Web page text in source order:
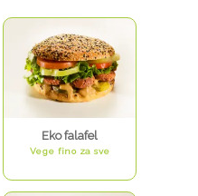
Eko falafel
Vege fino za sve